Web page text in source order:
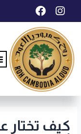
تخطي I
n
s
t
a
g
r
a
m
F
a
c
e
b
o
o
k
كيف تختار
Post
navigation